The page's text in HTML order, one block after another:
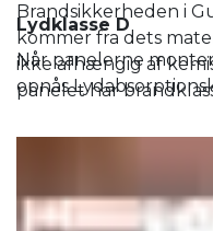
Lydklasse D
Når panelerne
opnås
Brandsikkerheden i
kommer fra dets
ikke afhængig af
panelet har